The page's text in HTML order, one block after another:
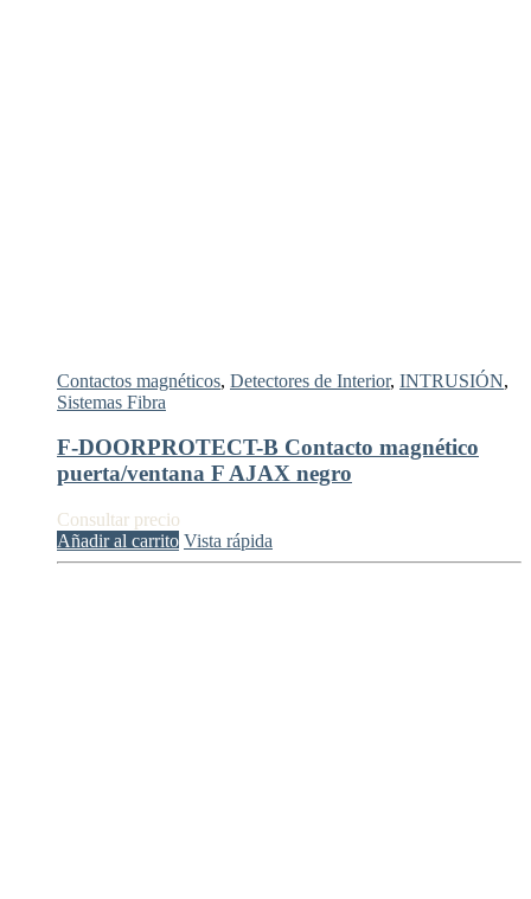
Contactos magnéticos, Detectores de Interior, INTRUSIÓN,
Sistemas Fibra
F-DOORPROTECT-B Contacto magnético
puerta/ventana F AJAX negro
Consultar precio
Añadir al carrito Vista rápida